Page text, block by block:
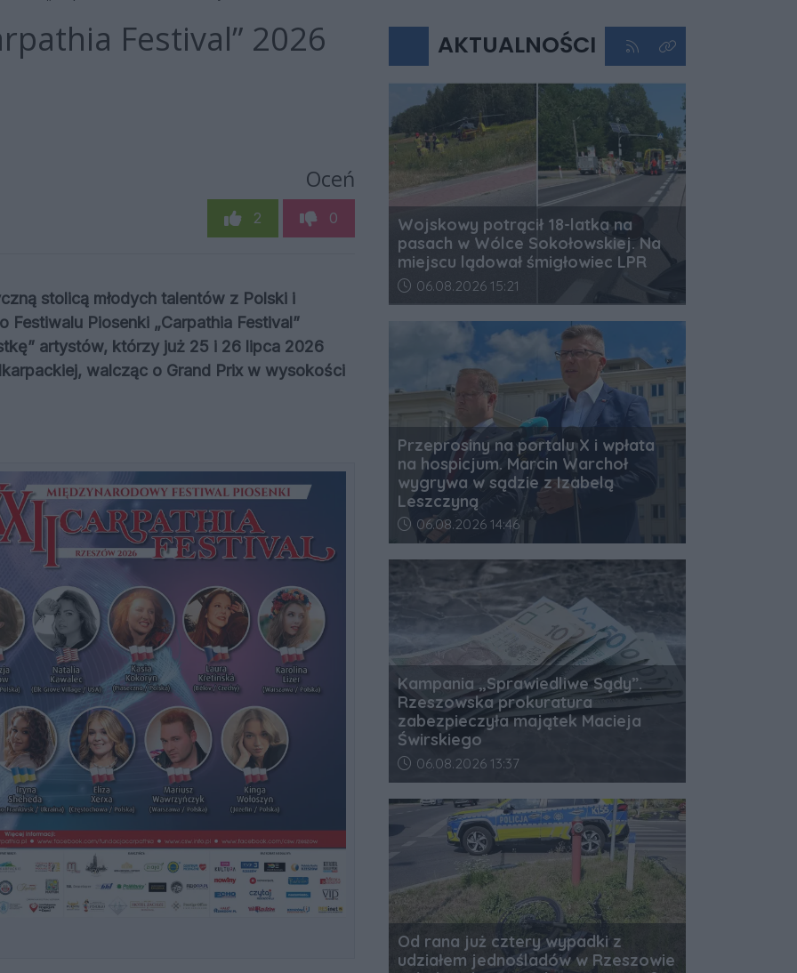
Festival” 2026
Oceń
2 0
stolicą młodych talentów z Polski i
Piosenki „Carpathia Festival”
artystów, którzy już 25 i 26 lipca 2026
walcząc o Grand Prix w wysokości
AKTUALNOŚCI Kliknij aby przejść do
Kliknij aby zobaczyć
Wojskowy potrącił 18-latka na
pasach w Wólce Sokołowskiej. Na
miejscu lądował śmigłowiec LPR
Data dodania artykułu:
06.08.2026 15:21
Przeprosiny na portalu X i wpłata
na hospicjum. Marcin Warchoł
wygrywa w sądzie z Izabelą
Leszczyną
Data dodania artykułu:
06.08.2026 14:46
Kampania „Sprawiedliwe Sądy”.
Rzeszowska prokuratura
zabezpieczyła majątek Macieja
Świrskiego
Data dodania artykułu:
06.08.2026 13:37
Od rana już cztery wypadki z
udziałem jednośladów w Rzeszowie